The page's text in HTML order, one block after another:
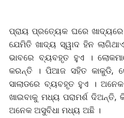
ପ୍ରାୟ ପ୍ରତ୍ୟେକ ଘରେ
ଯେମିତି ଖାଦ୍ୟ ସ୍ୱାଦ ହିନ
ଭାବରେ ବ୍ୟବହୃତ ହୁଏ ।
କରନ୍ତି । ପିଆଜ ସହିତ କାକୁଡି,
ସାଲାଡରେ ବ୍ୟବହୃତ ହୁଏ ।
ଖାଇବାକୁ ମଧ୍ୟ ପରାମର୍ଶ
ଅନେକ ଅସୁବିଧା ମଧ୍ୟ ଅଛି ।